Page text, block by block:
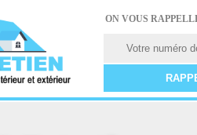
ON VOUS